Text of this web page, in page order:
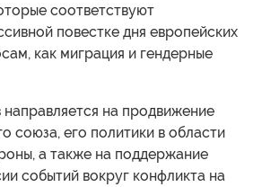
соответствуют
повестке дня европейских
как миграция и гендерные
на продвижение
союза, его политики в области
а также на поддержание
событий вокруг конфликта на